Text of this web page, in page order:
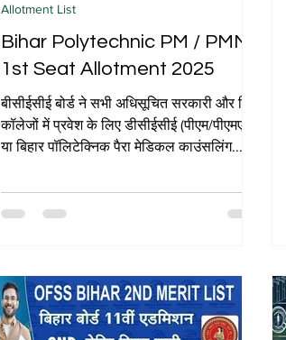
Bihar Polytechnic PM / PMM
1st Seat Allotment 2025
बीसीईसीई बोर्ड ने सभी अधिसूचित सरकारी और निजी
कॉलेजों में प्रवेश के लिए डीसीईसीई (पीएम/पीएमएम)
या बिहार पॉलिटेक्निक पैरा मेडिकल काउंसलिंग...
Allotment List